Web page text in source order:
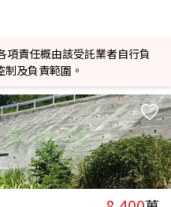
責任概由該受託業者自行負
及負責範圍。